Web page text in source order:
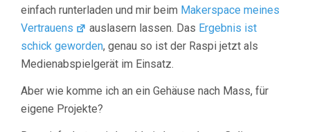
einfach runterladen und mir beim Makerspace meines
Vertrauens
auslasern lassen. Das Ergebnis ist
schick geworden, genau so ist der Raspi jetzt als
Medienabspielgerät im Einsatz.
Aber wie komme ich an ein Gehäuse nach Mass, für
eigene Projekte?